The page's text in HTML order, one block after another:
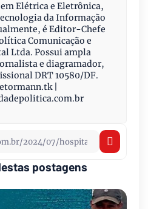
Elétrica e Eletrônica,
da Informação
é Editor-Chefe
Comunicação e
Ltda. Possui ampla
e diagramador,
DRT 10580/DF.
|
postagens